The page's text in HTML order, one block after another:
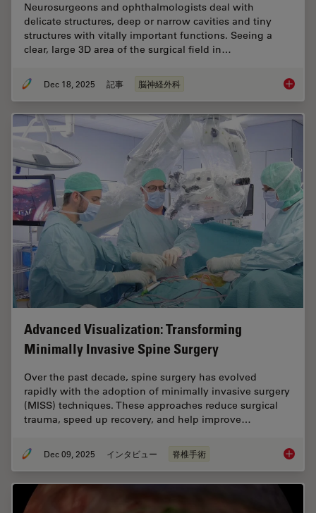
Neurosurgeons and ophthalmologists deal with
delicate structures, deep or narrow cavities and tiny
structures with vitally important functions. Seeing a
clear, large 3D area of the surgical field in…
Dec 18, 2025 記事 脳神経外科 A
Advanced Visualization: Transforming
Minimally Invasive Spine Surgery
Over the past decade, spine surgery has evolved
rapidly with the adoption of minimally invasive surgery
(MISS) techniques. These approaches reduce surgical
trauma, speed up recovery, and help improve…
Dec 09, 2025 インタビュー 脊椎手術